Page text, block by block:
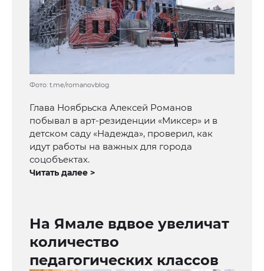
Фото: t.me/romanovblog
Глава Ноябрьска Алексей Романов
побывал в арт-резиденции «Миксер» и в
детском саду «Надежда», проверил, как
идут работы на важных для города
соцобъектах.
Читать далее >
На Ямале вдвое увеличат
количество
педагогических классов